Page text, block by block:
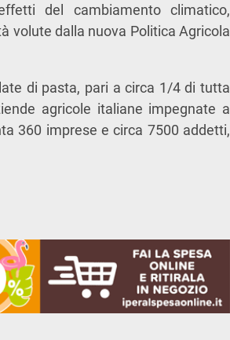
del cambiamento climatico,
volute dalla nuova Politica Agricola
di pasta, pari a circa 1/4 di tutta
agricole italiane impegnate a
360 imprese e circa 7500 addetti,